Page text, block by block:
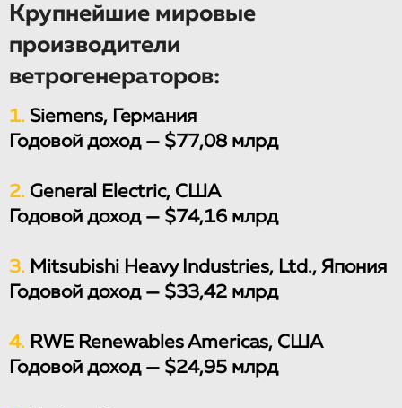
Крупнейшие мировые
производители
ветрогенераторов:
1. Siemens, Германия
Годовой доход — $77,08 млрд
2. General Electric, США
Годовой доход — $74,16 млрд
3. Mitsubishi Heavy Industries, Ltd., Япония
Годовой доход — $33,42 млрд
4. RWE Renewables Americas, США
Годовой доход — $24,95 млрд